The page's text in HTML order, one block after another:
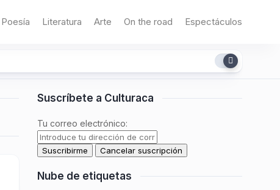
Poesía Literatura Arte On the road Espectáculos
Suscríbete a Culturaca
Tu correo electrónico:
Nube de etiquetas